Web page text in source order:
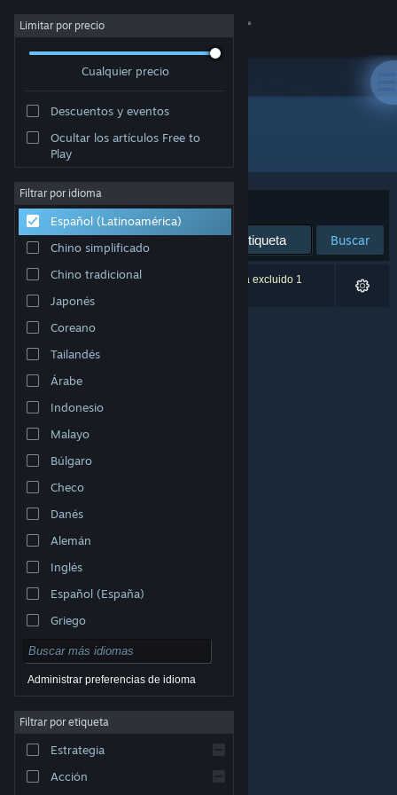
Iniciar sesión
Acerca de
Soporte
Cambiar idioma
Obtener la aplicación de Steam Mobile
Ver versión clásica
© Valve Corporation. Todos los derechos reservados.
Todas las marcas registradas pertenecen a sus
de Privacidad|Información legal
Acuerdo de Suscriptor a Steam
Cookies
Limitar por precio
Cualquier precio
Descuentos y eventos
Ocultar los artículos Free to
Play
Filtrar por idioma
Español (Latinoamérica)
Chino simplificado
Chino tradicional
Japonés
Coreano
Tailandés
Árabe
Indonesio
Malayo
Búlgaro
Checo
Danés
Alemán
Inglés
Español (España)
Griego
Administrar preferencias de idioma
Filtrar por etiqueta
Estrategia
Acción
Desarrollador: Cosmic Dreams
Ordenar por Relevancia
Buscar
0 resultado(s) coinciden con la búsqueda. Se ha excluido 1
título según tus preferencias.